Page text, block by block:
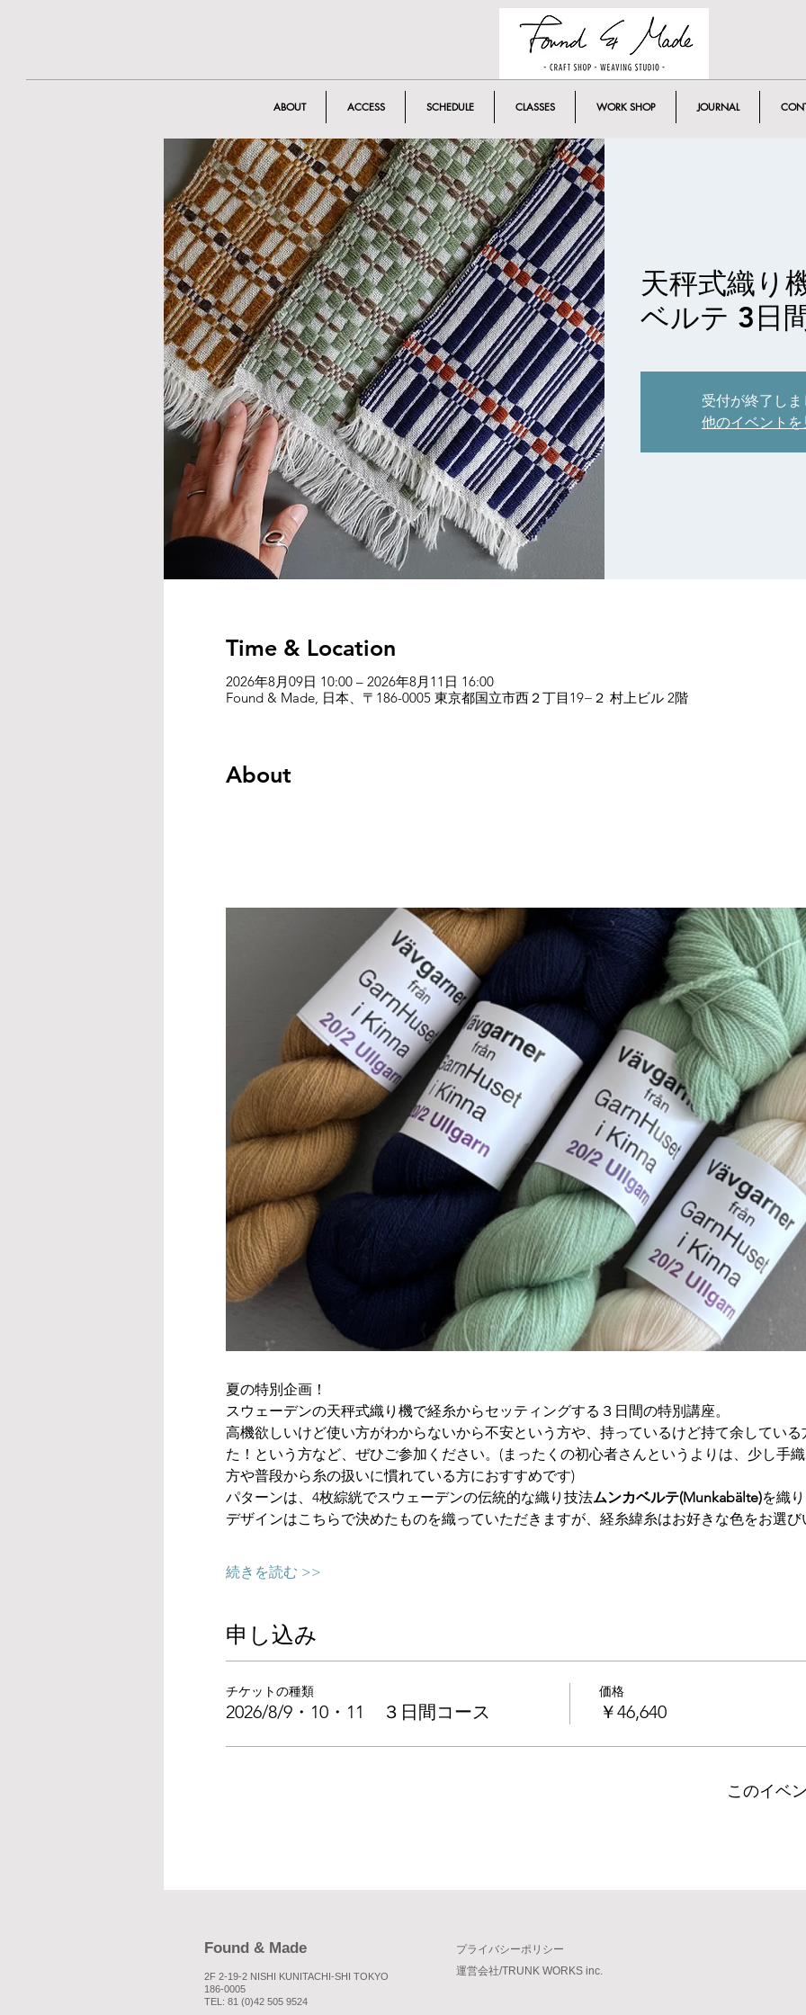
ABOUT ACCESS SCHEDULE CLASSES WORK SHOP JOURNAL
天秤式織り
ベルテ 3日
受付が終了しま
他のイベントを
Time & Location
2026年8月09日 10:00 – 2026年8月11日 16:00
Found & Made, 日本、〒186-0005 東京都国立市西２丁目19−２ 村上ビル 2階
About
夏の特別企画！
スウェーデンの天秤式織り機で経糸からセッティングする３日間の特別講座。
高機欲しいけど使い方がわからないから不安という方や、持っているけど持て余してい
た！という方など、ぜひご参加ください。(まったくの初心者さんというよりは、少し手
方や普段から糸の扱いに慣れている方におすすめです)
パターンは、4枚綜絖でスウェーデンの伝統的な織り技法ムンカベルテ(Munkabälte)を織
デザインはこちらで決めたものを織っていただきますが、経糸緯糸はお好きな色をお選
続きを読む >>
申し込み
チケットの種類
2026/8/9・10・11 ３日間コース
価格
￥46,640
このイベ
Found & Made
2F 2-19-2 NISHI KUNITACHI-SHI TOKYO
186-0005
TEL: 81 (0)42 505 9524
プライバシーポリシー
​運営会社/TRUNK WORKS inc.